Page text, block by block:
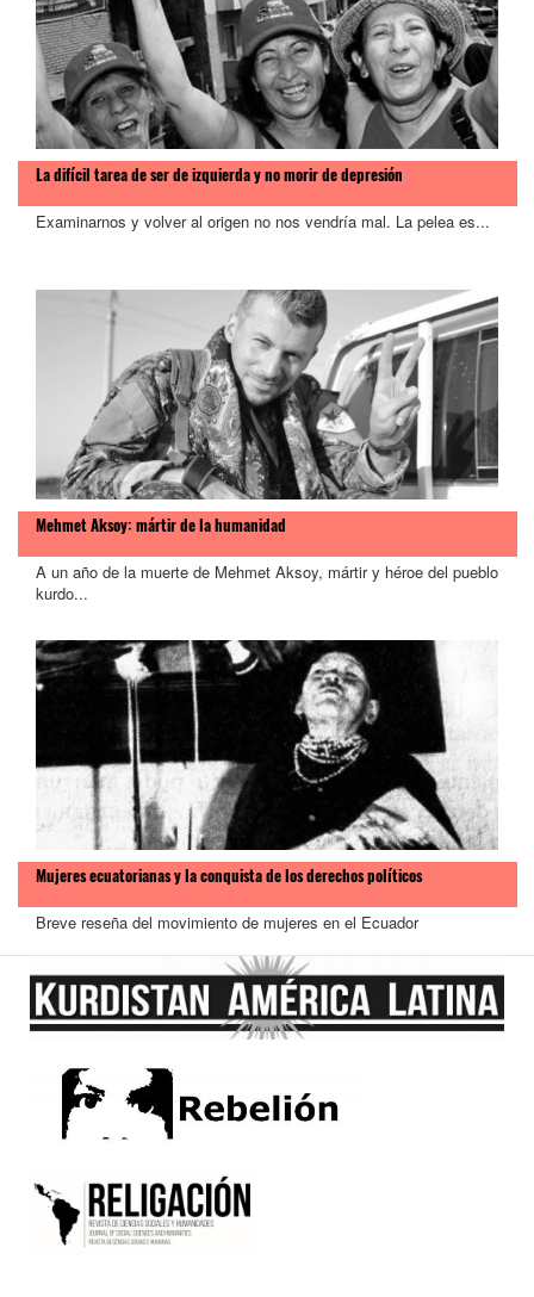
La difícil tarea de ser de izquierda y no morir de depresión
Examinarnos y volver al origen no nos vendría mal. La pelea es...
Mehmet Aksoy: mártir de la humanidad
A un año de la muerte de Mehmet Aksoy, mártir y héroe del pueblo
kurdo...
Mujeres ecuatorianas y la conquista de los derechos políticos
Breve reseña del movimiento de mujeres en el Ecuador